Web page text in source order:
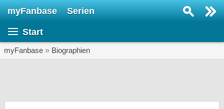
myFanbase Serien
Start
myFanbase » Biographien